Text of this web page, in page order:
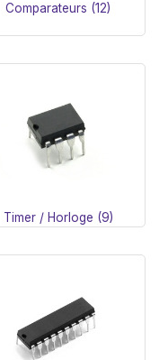
Comparateurs (12)
Timer / Horloge (9)